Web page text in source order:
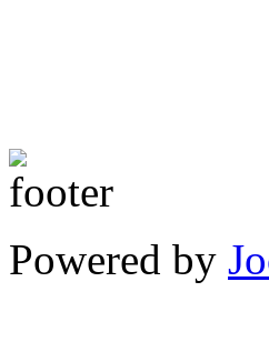
Powered by